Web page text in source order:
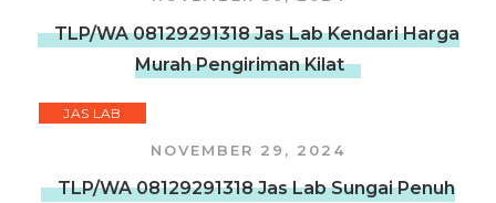
TLP/WA 08129291318 Jas Lab Kendari Harga
Murah Pengiriman Kilat
JAS LAB
NOVEMBER 29, 2024
TLP/WA 08129291318 Jas Lab Sungai Penuh